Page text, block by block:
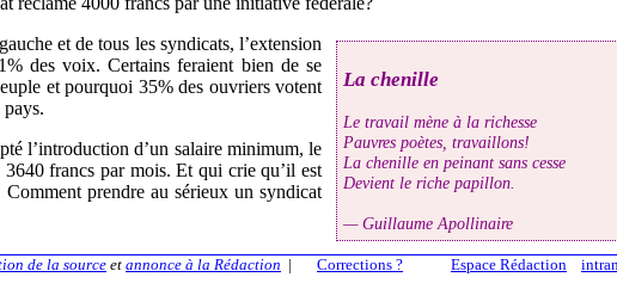
La chenille
Le travail mène à la richesse
Pauvres poètes, travaillons!
La chenille en peinant sans cesse
Devient le riche papillon.
— Guillaume Apollinaire
et de tous les syndicats, l’extension
des voix. Certains feraient bien de se
et pourquoi 35% des ouvriers votent
l’introduction d’un salaire minimum, le
francs par mois. Et qui crie qu’il est
prendre au sérieux un syndicat
Espace Rédaction
de la sourceet annonce à la Rédaction | Corrections ?